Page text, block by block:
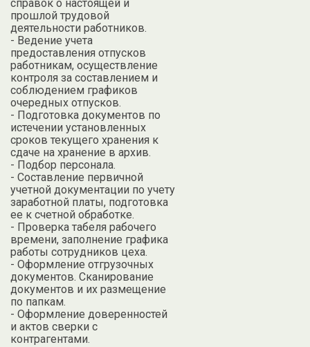
справок о настоящей и
прошлой трудовой
деятельности работников.
- Ведение учета
предоставления отпусков
работникам, осуществление
контроля за составлением и
соблюдением графиков
очередных отпусков.
- Подготовка документов по
истечении установленных
сроков текущего хранения к
сдаче на хранение в архив.
- Подбор персонала.
- Составление первичной
учетной документации по учету
заработной платы, подготовка
ее к счетной обработке.
- Проверка табеля рабочего
времени, заполнение графика
работы сотрудников цеха.
- Оформление отгрузочных
документов. Сканирование
документов и их размещение
по папкам.
- Оформление доверенностей
и актов сверки с
контрагентами.